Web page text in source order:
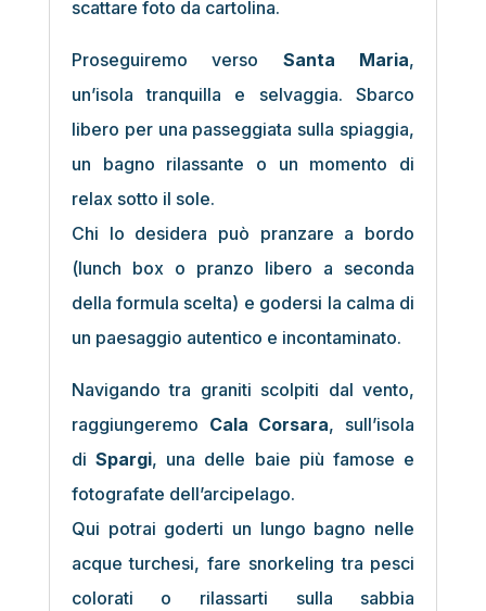
scattare foto da cartolina.
Proseguiremo verso Santa Maria,
un’isola tranquilla e selvaggia. Sbarco
libero per una passeggiata sulla spiaggia,
un bagno rilassante o un momento di
relax sotto il sole.
Chi lo desidera può pranzare a bordo
(lunch box o pranzo libero a seconda
della formula scelta) e godersi la calma di
un paesaggio autentico e incontaminato.
Navigando tra graniti scolpiti dal vento,
raggiungeremo Cala Corsara, sull’isola
di Spargi, una delle baie più famose e
fotografate dell’arcipelago.
Qui potrai goderti un lungo bagno nelle
acque turchesi, fare snorkeling tra pesci
colorati o rilassarti sulla sabbia